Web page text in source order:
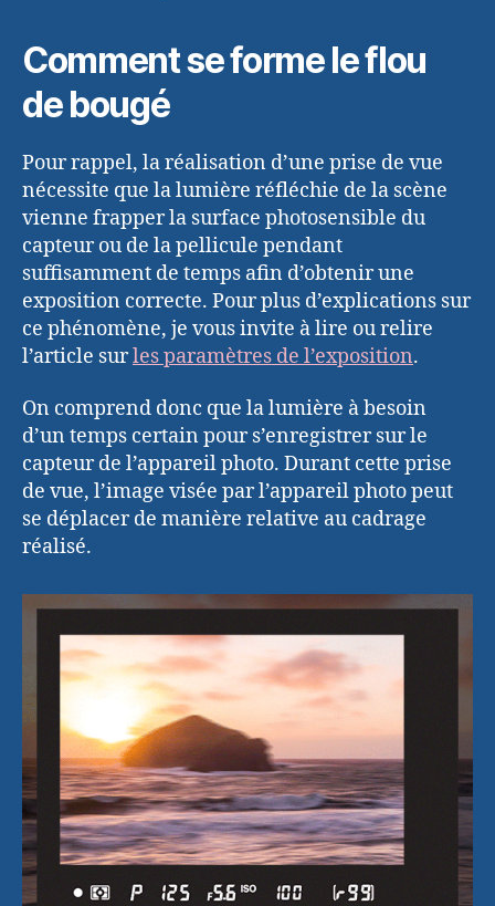
Comment se forme le flou
de bougé
Pour rappel, la réalisation d’une prise de vue
nécessite que la lumière réfléchie de la scène
vienne frapper la surface photosensible du
capteur ou de la pellicule pendant
suffisamment de temps afin d’obtenir une
exposition correcte. Pour plus d’explications sur
ce phénomène, je vous invite à lire ou relire
l’article surles paramètres de l’exposition.
On comprend donc que la lumière à besoin
d’un temps certain pour s’enregistrer sur le
capteur de l’appareil photo. Durant cette prise
de vue, l’image visée par l’appareil photo peut
se déplacer de manière relative au cadrage
réalisé.